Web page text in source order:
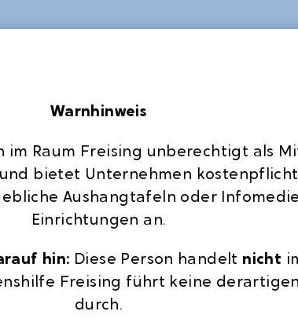
Warnhinweis
im Raum Freising unberechtigt als
bietet Unternehmen
Aushangtafeln oder
Einrichtungen an.
hin: Diese Person handelt nicht
Freising führt keine
durch.
Welt-Down-Syndrom-
Auch die
Donum
gemeinsamen
auf die Aktion
Scheu begegnen, die
so Michael Reimann,